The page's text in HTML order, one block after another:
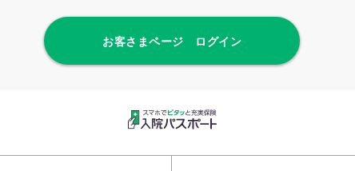
お客さまページ ログイン